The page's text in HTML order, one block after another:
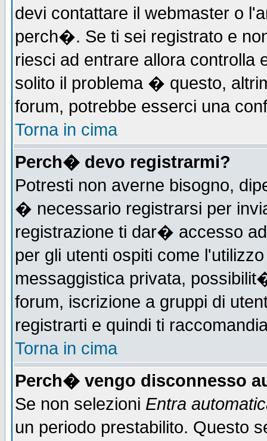
devi contattare il webmaster o
perch�. Se ti sei registrato e
riesci ad entrare allora controlla
solito il problema � questo,
forum, potrebbe esserci una
Torna in cima
Perch� devo registrarmi?
Potresti non averne bisogno,
� necessario registrarsi per
registrazione ti dar� accesso
per gli utenti ospiti come
messaggistica privata,
forum, iscrizione a gruppi di
registrarti e quindi ti
Torna in cima
Perch� vengo disconnesso
Se non selezioni Entra
un periodo prestabilito. Questo